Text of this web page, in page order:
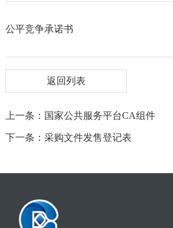
公平竞争承诺书
返回列表
上一条：国家公共服务平台CA组件
下一条：采购文件发售登记表